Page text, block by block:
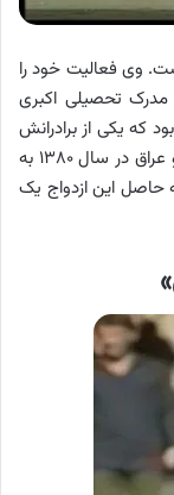
۱۳۳۹ متولد شده است. وی فعالیت خود را
دارد. مدرک تحصیلی اکبری
عبدی دارای یک خواهر و ۴ برادر بود که یکی از برادرانش
به دلیل جانبازی و شیمیایی شدن در جنگ ایران و عراق در سال ۱۳۸۰ به
حاصل این ازدواج یک